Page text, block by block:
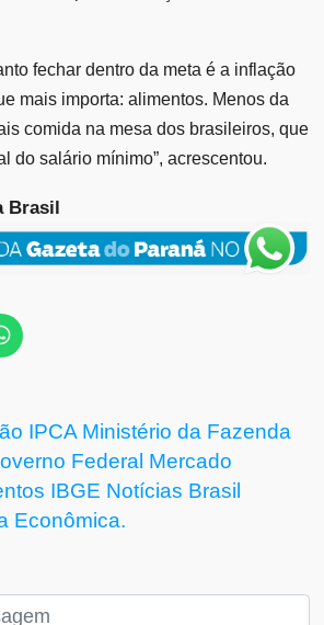
fechar dentro da meta é a inflação
mais importa: alimentos. Menos da
comida na mesa dos brasileiros, que
do salário mínimo”, acrescentou.
Brasil
IPCA Ministério da Fazenda
Federal Mercado
IBGE Notícias Brasil
Econômica.